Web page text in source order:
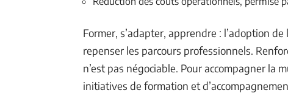
Former, s’adapter, apprendre : l’adoption de
repenser les parcours professionnels.
n’est pas négociable. Pour accompagner
initiatives de formation et